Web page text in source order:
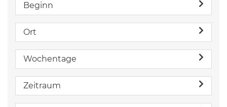
Beginn
Ort
Wochentage
Zeitraum